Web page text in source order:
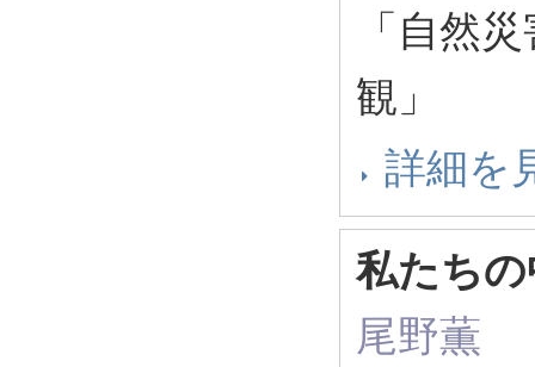
「自然
観」
詳細を
私たち
尾野薫